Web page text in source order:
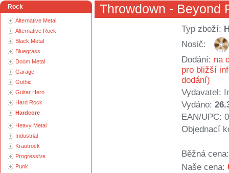
Rock
Alternative Metal
Alternative Rock
Black Metal
Bluegrass
Doom Metal
Garage
Gothic
Guitar Hero
Hard Rock
Hardcore
Heavy Metal
Industrial
Krautrock
Progressive
Punk
Throwdown - Beyond
Typ zboží:
Nosič:
Dodání: na
pro bližší
dodání)
Vydavatel:
Vydáno:
EAN/UPC:
Objednací
Běžná cena:
Naše cena: